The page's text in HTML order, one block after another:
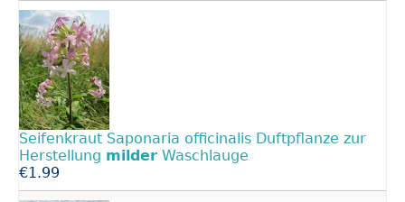
Seifenkraut Saponaria officinalis Duftpflanze zur
Herstellung milder Waschlauge
€1.99